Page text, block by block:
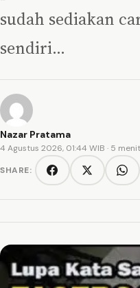
sudah sediakan
sendiri…
Nazar Pratama
4 Agustus 2026, 01:44 WIB · 5
SHARE:
FacebookTwitter/X